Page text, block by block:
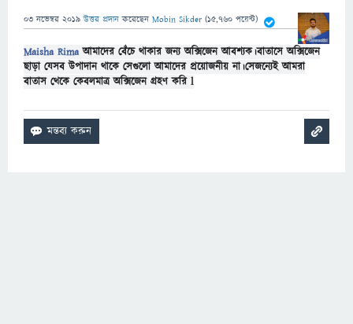
03 নভেম্বর 2019 উত্তর প্রদান করেছেন Mobin Sikder (15,760 পয়েন্ট)
Maisha Rima আমাদের বেঁচে থাকার জন্য অক্সিজেন আবশ্যক।বাতাসে অক্সিজেন
ছাড়া যেসব উপাদান থাকে সেগুলো আমাদের প্রয়োজনীয় না।সেজন্যেই আমরা
বাতাস থেকে কেবলমাত্র অক্সিজেন গ্রহণ করি l